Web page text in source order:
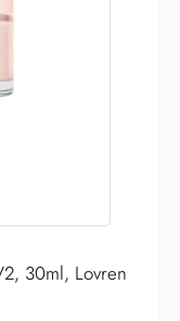
30ml, Lovren